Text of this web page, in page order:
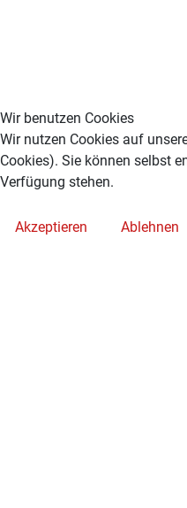
Wir benutzen Cookies
Wir nutzen Cookies auf
Cookies). Sie können selbst
Verfügung stehen.
Akzeptieren
Ablehnen